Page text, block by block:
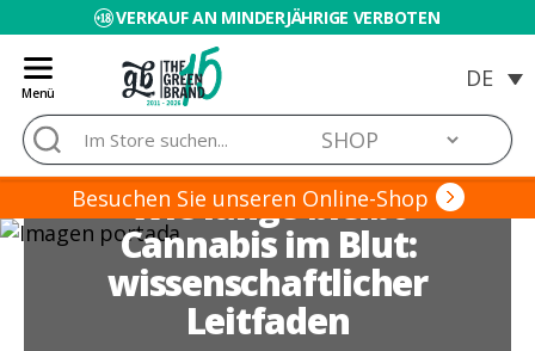
VERKAUF AN MINDERJÄHRIGE VERBOTEN
Menü
Blog
Grow
Barato
Suche
nach:
Besuchen Sie unseren Online-Shop
Wie lange bleibt
Cannabis im Blut:
wissenschaftlicher
Leitfaden